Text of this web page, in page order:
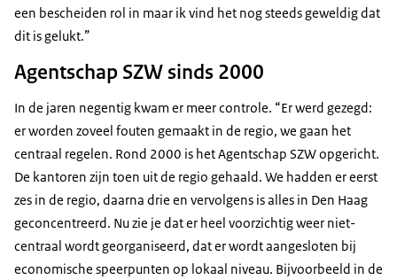
een bescheiden rol in maar ik vind het nog steeds geweldig dat
dit is gelukt.”
Agentschap SZW sinds 2000
In de jaren negentig kwam er meer controle. “Er werd gezegd:
er worden zoveel fouten gemaakt in de regio, we gaan het
centraal regelen. Rond 2000 is het Agentschap SZW opgericht.
De kantoren zijn toen uit de regio gehaald. We hadden er eerst
zes in de regio, daarna drie en vervolgens is alles in Den Haag
geconcentreerd. Nu zie je dat er heel voorzichtig weer niet-
centraal wordt georganiseerd, dat er wordt aangesloten bij
economische speerpunten op lokaal niveau. Bijvoorbeeld in de